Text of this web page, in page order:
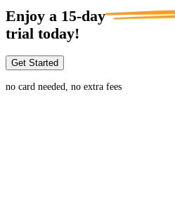
Enjoy a 15-day
trial today!
Get Started
no card needed, no extra fees